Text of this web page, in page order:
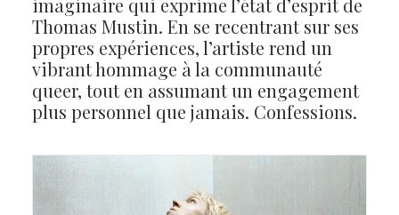
imaginaire qui exprime l’état d’esprit de
Thomas Mustin. En se recentrant sur ses
propres expériences, l’artiste rend un
vibrant hommage à la communauté
queer, tout en assumant un engagement
plus personnel que jamais. Confessions.